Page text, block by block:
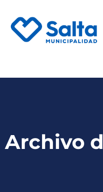
Archivo